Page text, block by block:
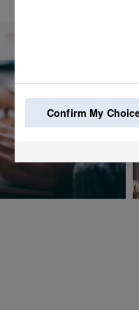
Confirm My